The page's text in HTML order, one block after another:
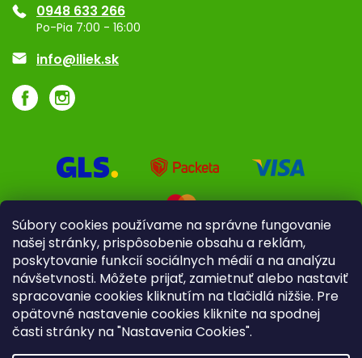
Súbory cookies používame na správne fungovanie
našej stránky, prispôsobenie obsahu a reklám,
poskytovanie funkcií sociálnych médií a na analýzu
návšetvnosti. Môžete prijať, zamietnuť alebo nastaviť
spracovanie cookies kliknutím na tlačidlá nižšie. Pre
opätovné nastavenie cookies kliknite na spodnej
časti stránky na "Nastavenia Cookies".
Značky0948 633 266
Po-Pia 7:00 - 16:00
info@iliek.sk
Pre firmy Poradenstvo